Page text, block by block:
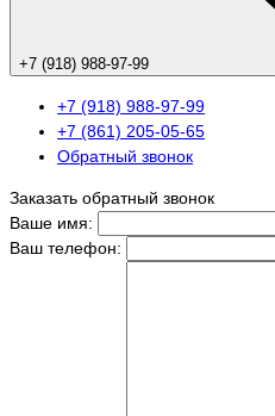
+7 (918) 988-97-99
+7 (918) 988-97-99
+7 (861) 205-05-65
Обратный звонок
Заказать обратный звонок
Ваше имя:
Ваш телефон: